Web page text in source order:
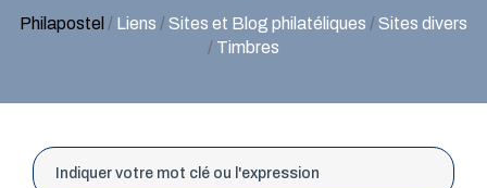
Philapostel / Liens /Sites et Blog philatéliques /Sites divers
/ Timbres